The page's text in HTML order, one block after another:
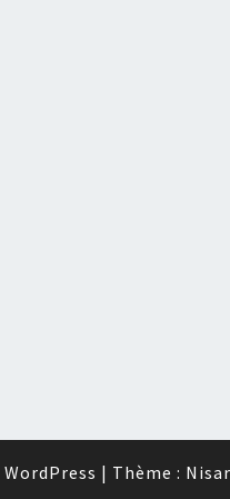
WordPress | Thème :